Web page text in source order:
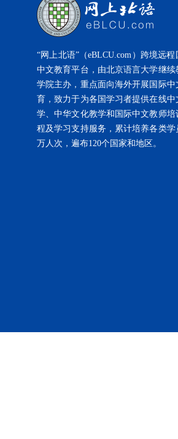
“网上北语”（eBLCU.com）跨境远程
中文教育平台，由北京语言大学继续
学院主办，重点面向海外开展国际中
育，致力于为各国学习者提供在线中
学、中华文化教学和国际中文教师培
程及学习支持服务，累计培养各类学
万人次，遍布120个国家和地区。